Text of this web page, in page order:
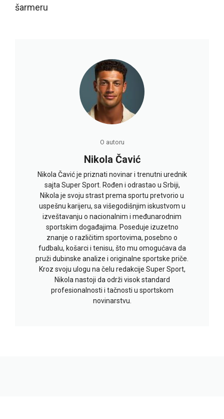
šarmeru
O autoru
Nikola Čavić
Nikola Čavić je priznati novinar i trenutni urednik
sajta Super Sport. Rođen i odrastao u Srbiji,
Nikola je svoju strast prema sportu pretvorio u
uspešnu karijeru, sa višegodišnjim iskustvom u
izveštavanju o nacionalnim i međunarodnim
sportskim događajima. Poseduje izuzetno
znanje o različitim sportovima, posebno o
fudbalu, košarci i tenisu, što mu omogućava da
pruži dubinske analize i originalne sportske priče.
Kroz svoju ulogu na čelu redakcije Super Sport,
Nikola nastoji da održi visok standard
profesionalnosti i tačnosti u sportskom
novinarstvu.